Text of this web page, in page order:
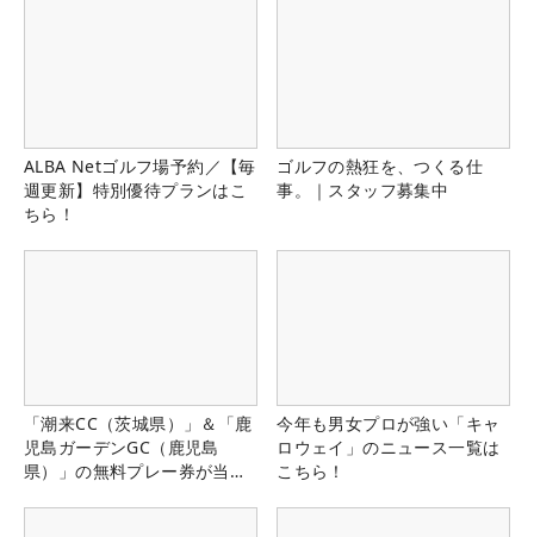
ALBA Netゴルフ場予約／【毎
週更新】特別優待プランはこ
ちら！
ゴルフの熱狂を、つくる仕
事。｜スタッフ募集中
「潮来CC（茨城県）」＆「鹿
児島ガーデンGC（鹿児島
県）」の無料プレー券が当た
今年も男女プロが強い「キャ
ロウェイ」のニュース一覧は
こちら！